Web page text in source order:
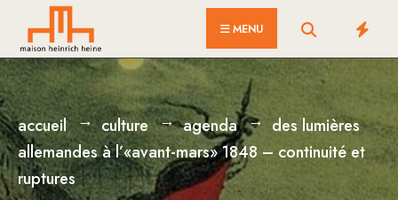
content
MENU
accueil culture agenda
des lumières
allemandes à l’«avant-mars» 1848 – continuité et
ruptures